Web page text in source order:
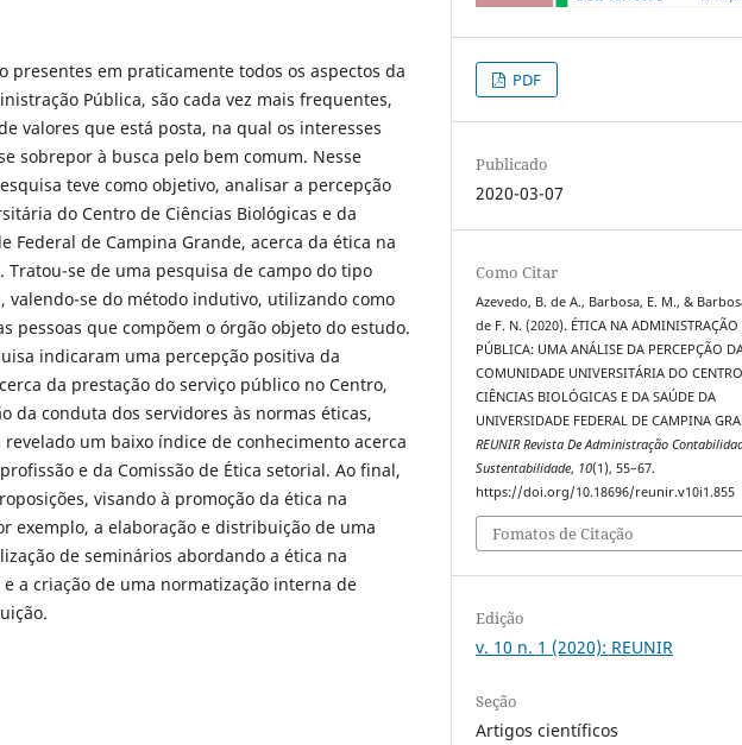
presentes em praticamente todos os aspectos da
Pública, são cada vez mais frequentes,
valores que está posta, na qual os interesses
sobrepor à busca pelo bem comum. Nesse
teve como objetivo, analisar a percepção
do Centro de Ciências Biológicas e da
Federal de Campina Grande, acerca da ética na
Tratou-se de uma pesquisa de campo do tipo
valendo-se do método indutivo, utilizando como
pessoas que compõem o órgão objeto do estudo.
indicaram uma percepção positiva da
da prestação do serviço público no Centro,
da conduta dos servidores às normas éticas,
um baixo índice de conhecimento acerca
e da Comissão de Ética setorial. Ao final,
visando à promoção da ética na
exemplo, a elaboração e distribuição de uma
de seminários abordando a ética na
a criação de uma normatização interna de
PDF
Publicado
2020-03-07
Como Citar
Azevedo, B. de A., Barbosa, E. M., &
de F. N. (2020). ÉTICA NA ADMINISTRAÇÃO
PÚBLICA: UMA ANÁLISE DA PERCEPÇÃO
COMUNIDADE UNIVERSITÁRIA DO
CIÊNCIAS BIOLÓGICAS E DA SAÚDE DA
UNIVERSIDADE FEDERAL DE CAMPINA
REUNIR Revista De Administração
Sustentabilidade, 10(1), 55–67.
https://doi.org/10.18696/reunir.v10i1.855
Fomatos de Citação
Edição
v. 10 n. 1 (2020): REUNIR
Seção
Artigos científicos